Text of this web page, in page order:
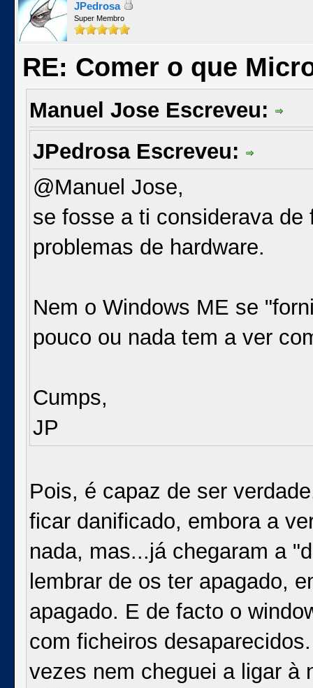
JPedrosa
Super Membro
RE: Comer o que
Manuel Jose Escreveu:
JPedrosa Escreveu:
@Manuel Jose,
se fosse a ti considerava
problemas de hardware.
Nem o Windows ME se
pouco ou nada tem a ver
Cumps,
JP
Pois, é capaz de ser
ficar danificado, embora a
nada, mas...já chegaram a
lembrar de os ter apagado,
apagado. E de facto o
com ficheiros
vezes nem cheguei a ligar à